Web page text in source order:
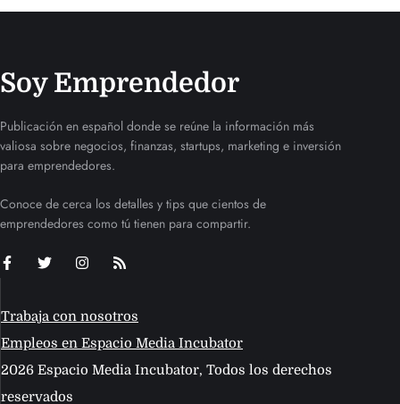
Soy Emprendedor
Publicación en español donde se reúne la información más
valiosa sobre negocios, finanzas, startups, marketing e inversión
para emprendedores.
Conoce de cerca los detalles y tips que cientos de
emprendedores como tú tienen para compartir.
Trabaja con nosotros
Empleos en Espacio Media Incubator
2026 Espacio Media Incubator, Todos los derechos
reservados